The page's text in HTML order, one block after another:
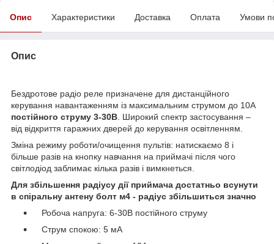
Опис Характеристики Доставка Оплата Умови
Опис
Бездротове радіо реле призначене для дистанційного
керування навантаженням із максимальним струмом до 10А
постійного струму 3-30В . Широкий спектр застосування –
від відкриття гаражних дверей до керування освітленням.
Зміна режиму роботи/очищення пультів: натискаємо 8 і
більше разів на кнопку навчання на приймачі після чого
світлодіод заблимає кілька разів і вимкнеться.
Для збільшення радіусу дії приймача достатньо всунути
в спіральну антену болт м4 - радіус збільшиться значно
Робоча напруга: 6-30В постійного струму
Струм спокою: 5 мА